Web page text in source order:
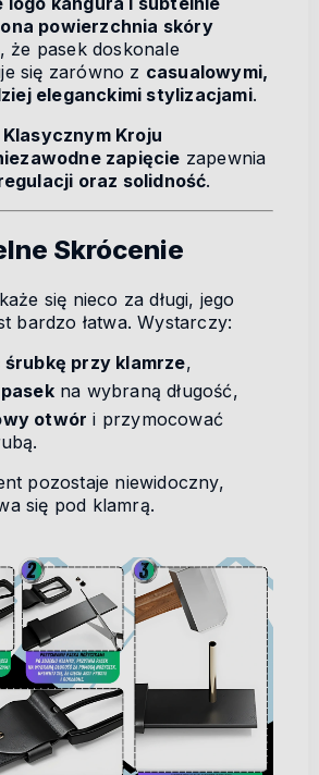
powierzchnia skóry
że pasek doskonale
się zarówno z casualowymi,
eleganckimi stylizacjami.
Klasycznym Kroju
zapięcie zapewnia
oraz solidność.
Skrócenie
się nieco za długi, jego
bardzo łatwa. Wystarczy:
śrubkę przy klamrze,
na wybraną długość,
otwór i przymocować
pozostaje niewidoczny,
się pod klamrą.